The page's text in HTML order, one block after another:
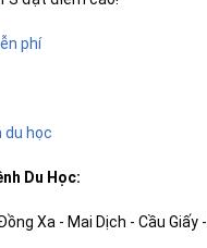
phí
du học
Du Học:
Xa - Mai Dịch - Cầu Giấy